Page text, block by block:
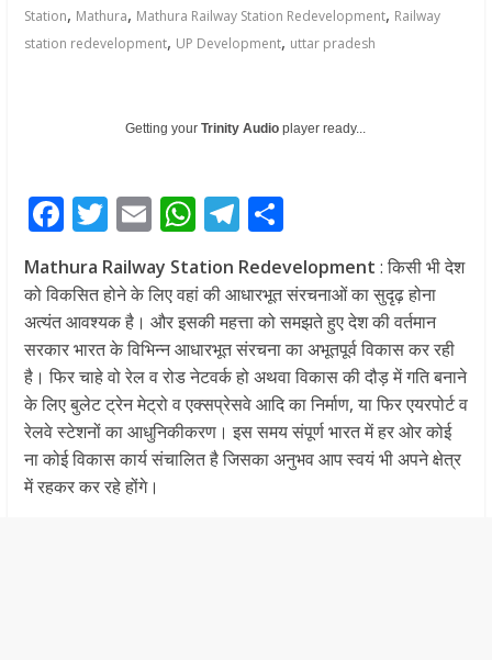
Station, Mathura, Mathura Railway Station Redevelopment, Railway
station redevelopment, UP Development, uttar pradesh
Getting your Trinity Audioplayer ready...
F
e
b
o
o
k
T
w
itt
er
E
m
ai
l
W
h
at
s
A
p
p
T
el
e
gr
a
m
S
h
ar
e
Mathura Railway Station Redevelopment : किसी भी देश
को विकसित होने के लिए वहां की आधारभूत संरचनाओं का सुदृढ़ होना
अत्यंत आवश्यक है। और इसकी महत्ता को समझते हुए देश की वर्तमान
सरकार भारत के विभिन्न आधारभूत संरचना का अभूतपूर्व विकास कर रही
है। फिर चाहे वो रेल व रोड नेटवर्क हो अथवा विकास की दौड़ में गति बनाने
के लिए बुलेट ट्रेन मेट्रो व एक्सप्रेसवे आदि का निर्माण, या फिर एयरपोर्ट व
रेलवे स्टेशनों का आधुनिकीकरण। इस समय संपूर्ण भारत में हर ओर कोई
ना कोई विकास कार्य संचालित है जिसका अनुभव आप स्वयं भी अपने क्षेत्र
में रहकर कर रहे होंगे।